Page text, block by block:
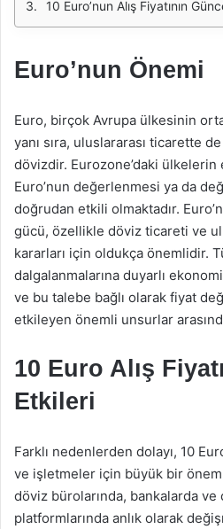
10 Euro’nun Alış Fiyatının
Euro’nun Önemi
Euro, birçok Avrupa ülkesinin
yanı sıra, uluslararası ticarette
dövizdir. Eurozone’daki ülkelerin
Euro’nun değerlenmesi ya da
doğrudan etkili olmaktadır.
gücü, özellikle döviz ticareti ve
kararları için oldukça önemlidir.
dalgalanmalarına duyarlı
ve bu talebe bağlı olarak fiyat
etkileyen önemli unsurlar
10 Euro Alış
Etkileri
Farklı nedenlerden dolayı, 10
ve işletmeler için büyük bir önem
döviz bürolarında, bankalarda
platformlarında anlık olarak